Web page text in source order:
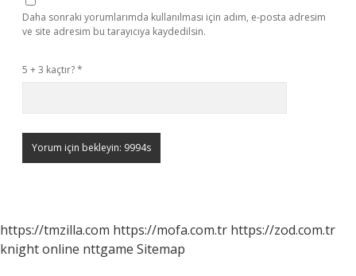
Daha sonraki yorumlarımda kullanılması için adım, e-posta adresim
ve site adresim bu tarayıcıya kaydedilsin.
5 + 3 kaçtır?*
https://tmzilla.com https://mofa.com.tr https://zod.com.tr
knight online nttgame Sitemap